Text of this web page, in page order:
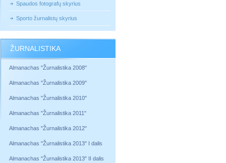
Spaudos fotografų skyrius
Sporto žurnalistų skyrius
ŽURNALISTIKA
Almanachas "Žurnalistika 2008"
Almanachas "Žurnalistika 2009"
Almanachas "Žurnalistika 2010"
Almanachas "Žurnalistika 2011"
Almanachas "Žurnalistika 2012"
Almanachas "Žurnalistika 2013" I dalis
Almanachas "Žurnalistika 2013" II dalis